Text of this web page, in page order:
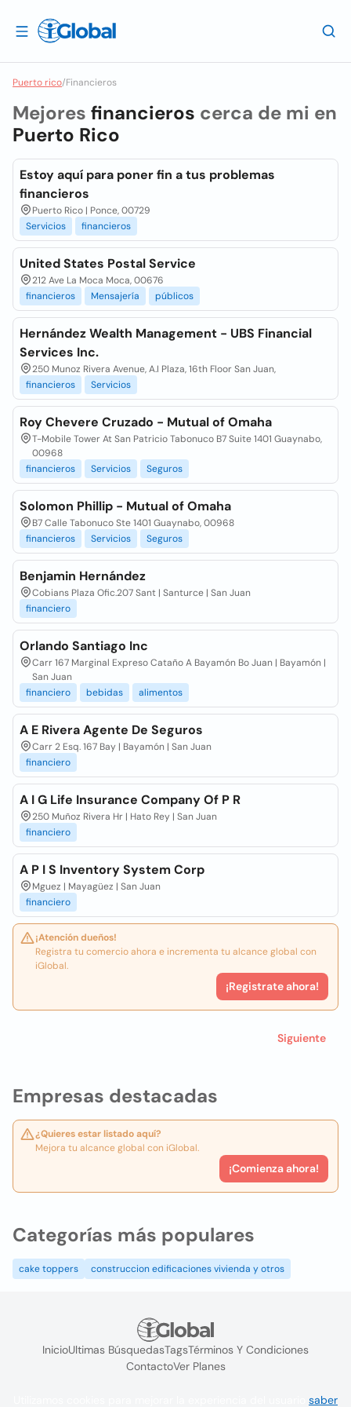
Puerto rico/Financieros
Empresas destacadas
¿Quieres estar listado aquí?
Mejora tu alcance global con iGlobal.
¡Comienza ahora!
Mejores financieros cerca de mi en
Puerto Rico
Estoy aquí para poner fin a tus problemas
financieros
Puerto Rico | Ponce, 00729
Servicios
financieros
United States Postal Service
212 Ave La Moca Moca, 00676
financieros
Mensajería públicos
Hernández Wealth Management - UBS Financial
Services Inc.
250 Munoz Rivera Avenue, A.I Plaza, 16th Floor San Juan,
financieros
Servicios
Roy Chevere Cruzado - Mutual of Omaha
T-Mobile Tower At San Patricio Tabonuco B7 Suite 1401 Guaynabo,
00968
financieros
Servicios Seguros
Solomon Phillip - Mutual of Omaha
B7 Calle Tabonuco Ste 1401 Guaynabo, 00968
financieros
Servicios Seguros
Benjamin Hernández
Cobians Plaza Ofic.207 Sant | Santurce | San Juan
financiero
Orlando Santiago Inc
Carr 167 Marginal Expreso Cataño A Bayamón Bo Juan | Bayamón |
San Juan
financiero
bebidas alimentos
A E Rivera Agente De Seguros
Carr 2 Esq. 167 Bay | Bayamón | San Juan
financiero
A I G Life Insurance Company Of P R
250 Muñoz Rivera Hr | Hato Rey | San Juan
financiero
A P I S Inventory System Corp
Mguez | Mayagüez | San Juan
financiero
¡Atención dueños!
Registra tu comercio ahora e incrementa tu alcance global con
iGlobal.
¡Registrate ahora!
Siguiente
Categorías más populares
cake toppers construccion edificaciones vivienda y otros
InicioUltimas BúsquedasTagsTérminos Y Condiciones
ContactoVer Planes
saber